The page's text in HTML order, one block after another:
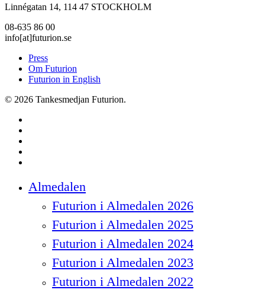
Linnégatan 14, 114 47 STOCKHOLM
08-635 86 00
info[at]futurion.se
Press
Om Futurion
Futurion in English
© 2026 Tankesmedjan Futurion.
Menu
Almedalen
Futurion i Almedalen 2026
Futurion i Almedalen 2025
Futurion i Almedalen 2024
Futurion i Almedalen 2023
Futurion i Almedalen 2022